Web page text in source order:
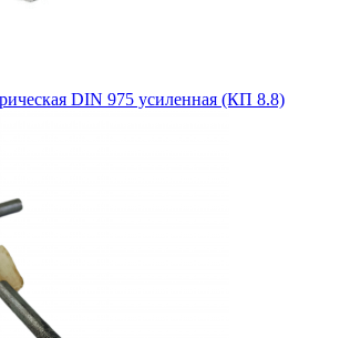
DIN 975 усиленная (КП 8.8)